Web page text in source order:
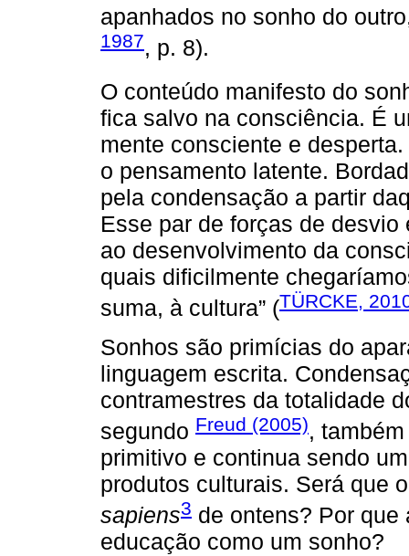
apanhados no sonho do
1987, p. 8).
O conteúdo manifesto do
fica salvo na consciência. É
mente consciente e
o pensamento latente.
pela condensação a partir
Esse par de forças de
ao desenvolvimento da
quais dificilmente
suma, à cultura” (TÜRCKE,
Sonhos são primícias do
linguagem escrita.
contramestres da totalidade
segundo Freud (2005),
primitivo e continua sendo
produtos culturais. Será que
sapiens3 de ontens? Por
educação como um sonho?